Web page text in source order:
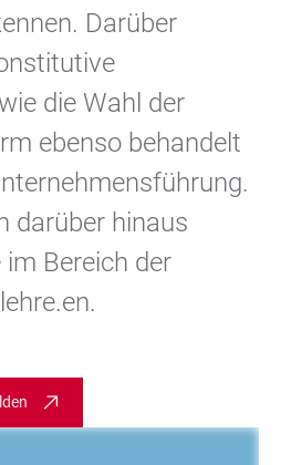
Darüber
die Wahl der
ebenso behandelt
darüber hinaus
Bereich der